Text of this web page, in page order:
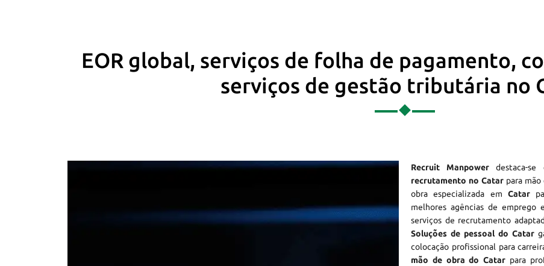
EOR global, serviços de folha de pagamento,
serviços de gestão tributária no
Recruit Manpower destaca-
recrutamento no Catarpara mão
obra especializada em Catar
melhores agências de emprego
serviços de recrutamento
Soluções de pessoal do Catar
colocação profissional para
mão de obra do Catar para